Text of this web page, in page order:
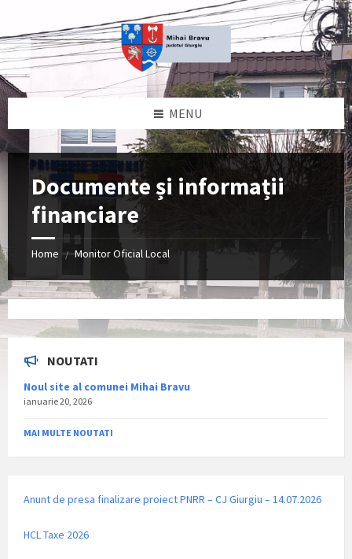
content
left
sidebar
footer
MENU
Documente și informații
financiare
Home / Monitor Oficial Local
NOUTATI
Noul site al comunei Mihai Bravu
ianuarie 20, 2026
MAI MULTE NOUTATI
Anunt de presa finalizare proiect PNRR – CJ Giurgiu – 14.07.2026
HCL Taxe 2026